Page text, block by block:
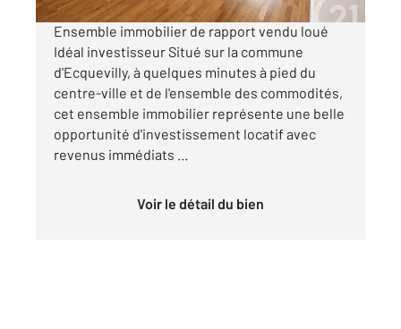
Ensemble immobilier de rapport vendu loué
Idéal investisseur Situé sur la commune
d'Ecquevilly, à quelques minutes à pied du
centre-ville et de l'ensemble des commodités,
cet ensemble immobilier représente une belle
opportunité d'investissement locatif avec
revenus immédiats ...
Voir le détail du bien